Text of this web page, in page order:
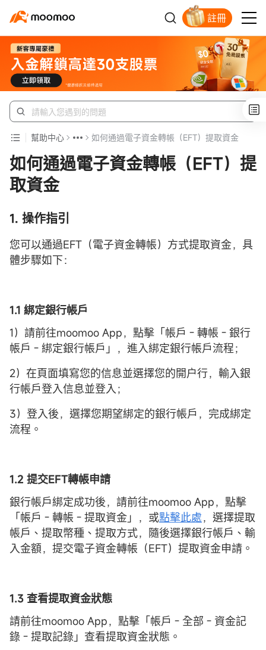
註冊
幫助中心 如何通過電子資金轉帳（EFT）提取資金
如何通過電子資金轉帳（EFT）提
取資金
1. 操作指引
您可以通過EFT（電子資金轉帳）方式提取資金，具
體步驟如下：
1.1 綁定銀行帳戶
1）請前往moomoo App，點擊「帳戶 - 轉帳 - 銀行
帳戶 - 綁定銀行帳戶」，進入綁定銀行帳戶流程；
2）在頁面填寫您的信息並選擇您的開户行，輸入銀
行帳戶登入信息並登入；
3）登入後，選擇您期望綁定的銀行帳戶，完成綁定
流程。
1.2 提交EFT轉帳申請
銀行帳戶綁定成功後，請前往moomoo App，點擊
「帳戶 - 轉帳 - 提取資金」，或點擊此處，選擇提取
帳戶、提取幣種、提取方式，隨後選擇銀行帳戶、輸
入金額，提交電子資金轉帳（EFT）提取資金申請。
1.3 查看提取資金狀態
請前往moomoo App，點擊「帳戶 - 全部 - 資金記
錄 - 提取記錄」查看提取資金狀態。